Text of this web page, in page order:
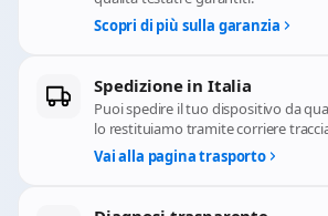
Scopri di più sulla garanzia
Spedizione in Italia
Puoi spedire il tuo dispositivo da
lo restituiamo tramite corriere
Vai alla pagina trasporto